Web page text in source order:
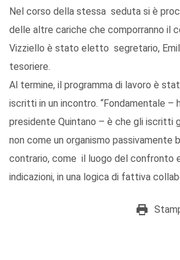
Nel corso della stessa seduta si è
delle altre cariche che comporranno il
Vizziello è stato eletto segretario,
tesoriere.
Al termine, il programma di lavoro è
iscritti in un incontro. “Fondamentale –
presidente Quintano – è che gli iscritti
non come un organismo passivamente
contrario, come il luogo del confronto
indicazioni, in una logica di fattiva